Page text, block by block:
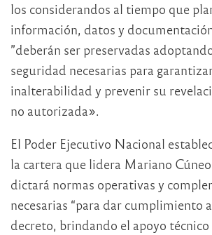
los considerandos al tiempo que
información, datos y
”deberán ser preservadas
seguridad necesarias para
inalterabilidad y prevenir su
no autorizada».
El Poder Ejecutivo Nacional
la cartera que lidera Mariano
dictará normas operativas y
necesarias “para dar cumplimiento
decreto, brindando el apoyo técnico